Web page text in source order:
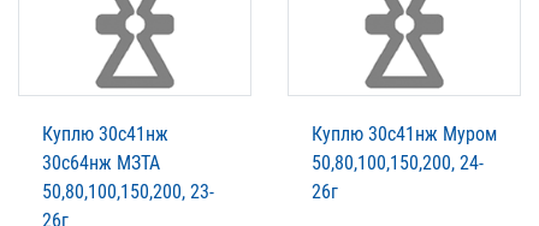
Куплю 30с41нж
30с64нж МЗТА
50,80,100,150,200, 23-
26г
Куплю 30с41нж Муром
50,80,100,150,200, 24-
26г